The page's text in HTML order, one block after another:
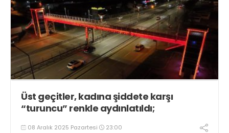
Üst geçitler, kadına şiddete karşı
“turuncu” renkle aydınlatıldı;
08 Aralık 2025 Pazartesi 23:00